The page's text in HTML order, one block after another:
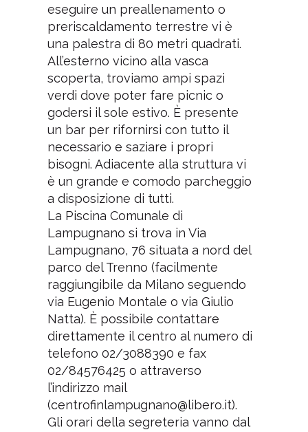
eseguire un preallenamento o
preriscaldamento terrestre vi è
una palestra di 80 metri quadrati.
All’esterno vicino alla vasca
scoperta, troviamo ampi spazi
verdi dove poter fare picnic o
godersi il sole estivo. È presente
un bar per rifornirsi con tutto il
necessario e saziare i propri
bisogni. Adiacente alla struttura vi
è un grande e comodo parcheggio
a disposizione di tutti.
La Piscina Comunale di
Lampugnano si trova in Via
Lampugnano, 76 situata a nord del
parco del Trenno (facilmente
raggiungibile da Milano seguendo
via Eugenio Montale o via Giulio
Natta). È possibile contattare
direttamente il centro al numero di
telefono 02/3088390 e fax
02/84576425 o attraverso
l’indirizzo mail
(centrofinlampugnano@libero.it).
Gli orari della segreteria vanno dal